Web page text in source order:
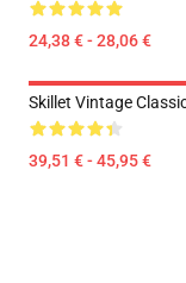
24,38 € - 28,06 €
Skillet Vintage
39,51 € - 45,95 €